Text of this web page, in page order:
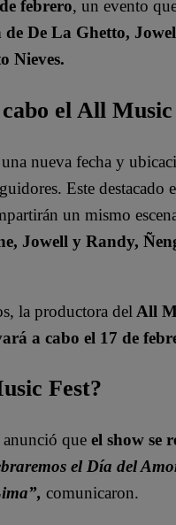
febrero, un evento
De La Ghetto,
Nieves.
el All Music
nueva fecha y
Este
un mismo
Jowell y Randy,
la productora del All
a cabo el 17 de
Fest?
que el show se
el Día del
comunicaron.